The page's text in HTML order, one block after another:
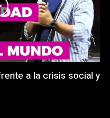
a la crisis social y